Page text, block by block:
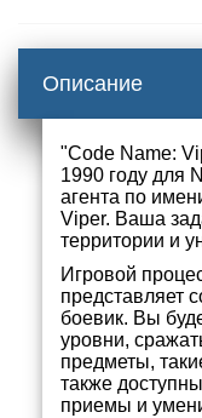
Описание
"Code Name:
1990 году для
агента по
Viper. Ваша
территории и
Игровой
представляет
боевик. Вы
уровни,
предметы,
также
приемы и